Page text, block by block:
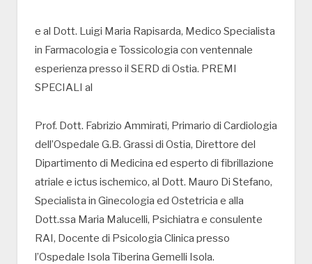
e al Dott. Luigi Maria Rapisarda, Medico Specialista
in Farmacologia e Tossicologia con ventennale
esperienza presso il SERD di Ostia. PREMI
SPECIALI al
Prof. Dott. Fabrizio Ammirati, Primario di Cardiologia
dell’Ospedale G.B. Grassi di Ostia, Direttore del
Dipartimento di Medicina ed esperto di fibrillazione
atriale e ictus ischemico, al Dott. Mauro Di Stefano,
Specialista in Ginecologia ed Ostetricia e alla
Dott.ssa Maria Malucelli, Psichiatra e consulente
RAI, Docente di Psicologia Clinica presso
l’Ospedale Isola Tiberina Gemelli Isola.